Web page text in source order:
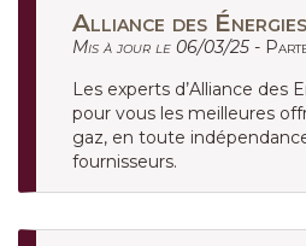
Alliance des Énergies
Mis à jour le 06/03/25 -
Les experts d’Alliance des
pour vous les meilleures
gaz, en toute
fournisseurs.